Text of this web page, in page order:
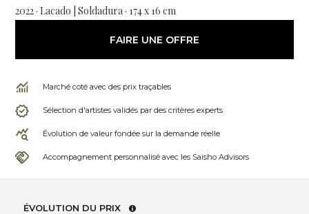
2022 · Lacado | Soldadura · 174 x 16 cm
FAIRE UNE OFFRE
Marché coté avec des prix traçables
Sélection d'artistes validés par des critères experts
Évolution de valeur fondée sur la demande réelle
Accompagnement personnalisé avec les Saisho Advisors
ÉVOLUTION DU PRIX